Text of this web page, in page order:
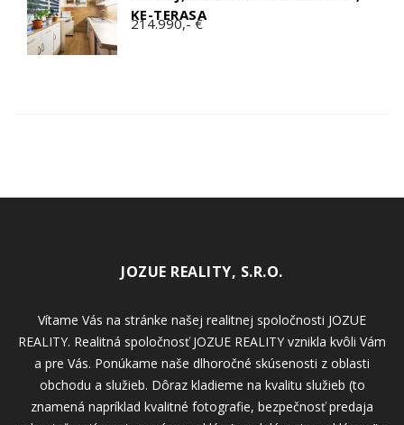
KE-TERASA
214.990,- €
JOZUE REALITY, S.R.O.
Vítame Vás na stránke našej realitnej spoločnosti JOZUE
REALITY. Realitná spoločnosť JOZUE REALITY vznikla kvôli Vám
a pre Vás. Ponúkame naše dlhoročné skúsenosti z oblasti
obchodu a služieb. Dôraz kladieme na kvalitu služieb (to
znamená napríklad kvalitné fotografie, bezpečnosť predaja